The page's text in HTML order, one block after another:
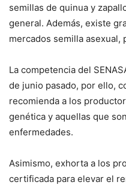
semillas de quinua y
general. Además, existe
mercados semilla asexual,
La competencia del
de junio pasado, por ello,
recomienda a los
genética y aquellas que
enfermedades.
Asimismo, exhorta a los
certificada para elevar el